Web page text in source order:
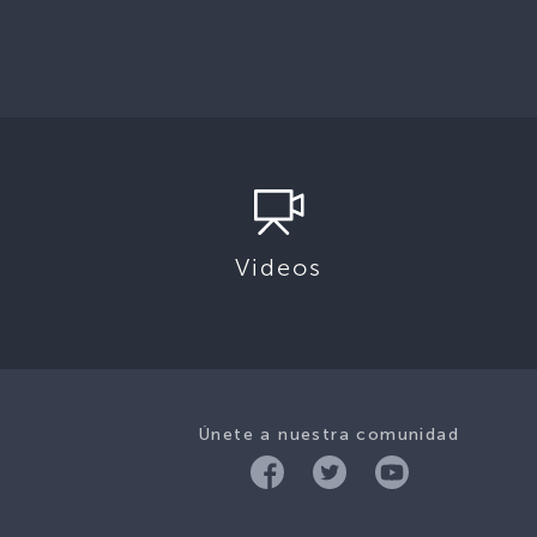
Videos
Únete a nuestra comunidad